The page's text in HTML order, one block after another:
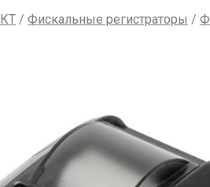
/ Фискальные регистраторы /